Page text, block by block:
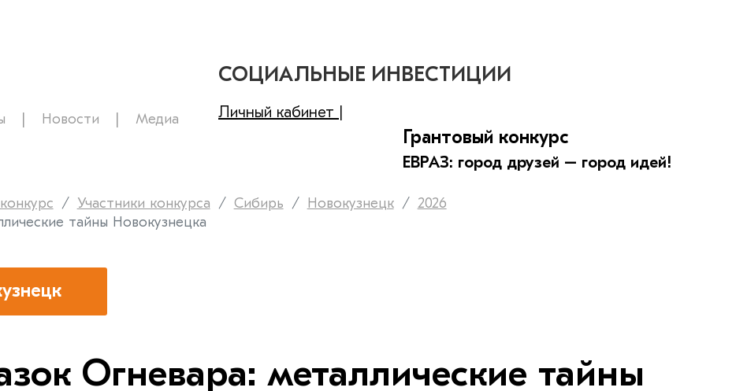
СОЦИАЛЬНЫЕ ИНВЕСТИЦИИ
Новости Медиа Личный кабинет |
Грантовый конкурс
ЕВРАЗ: город друзей – город идей!
Участники конкурса Сибирь Новокузнецк
2026
тайны Новокузнецка
Огневара: металлические тайны